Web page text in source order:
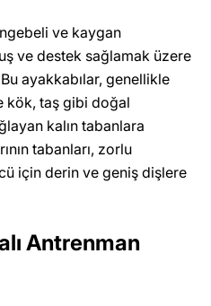
ve kaygan
ve destek sağlamak üzere
ayakkabılar, genellikle
kök, taş gibi doğal
kalın tabanlara
tabanları, zorlu
için derin ve geniş dişlere
Antrenman